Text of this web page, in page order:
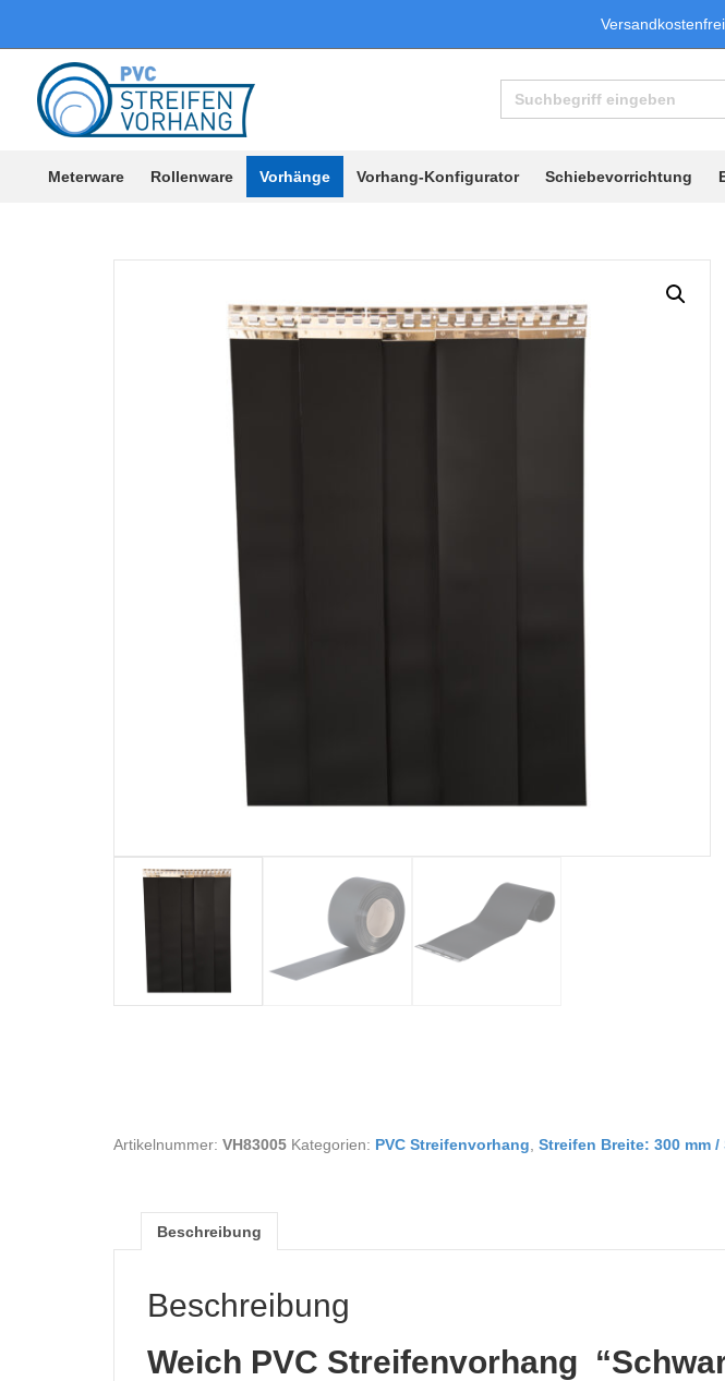
Search
for:
Meterware Rollenware Vorhänge Vorhang-Konfigurator Schiebevorrichtung
Artikelnummer: VH83005 Kategorien: PVC Streifenvorhang Streifen Breite: 300 mm /
Beschreibung
Beschreibung
Weich PVC Streifenvorhang